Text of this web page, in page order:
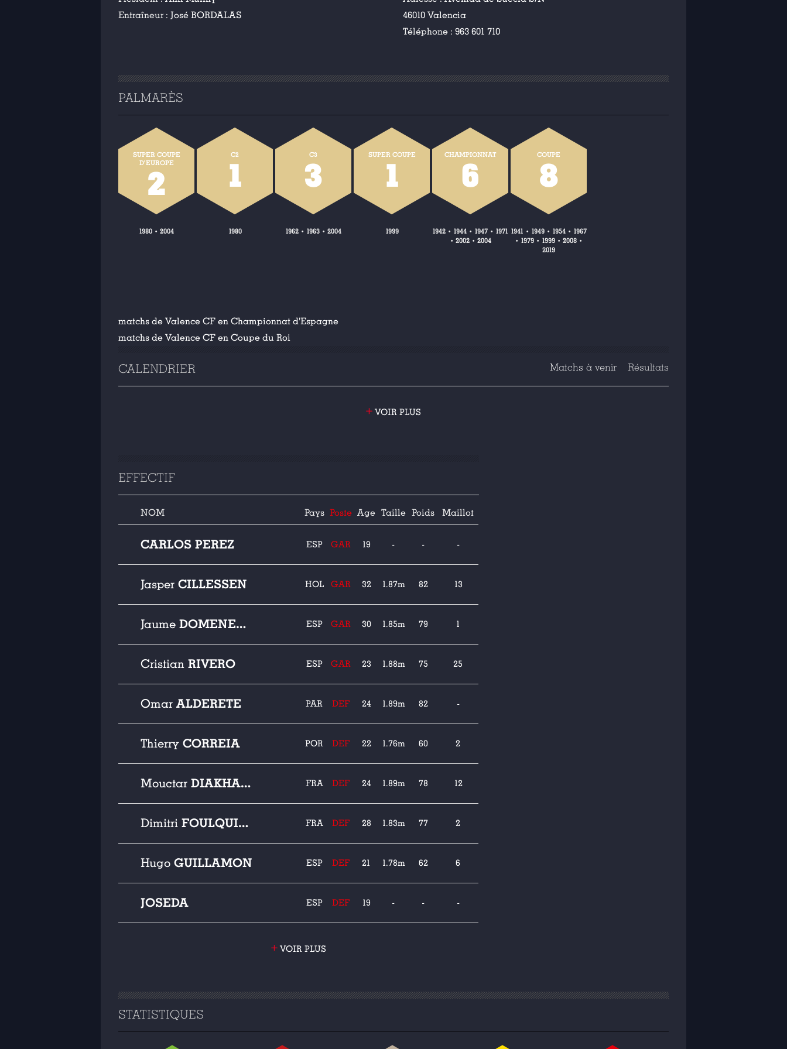
Entraîneur : José BORDALAS
46010 Valencia
Téléphone :963 601 710
PALMARÈS
SUPER COUPE
D'EUROPE
2
1980 • 2004
C2
1
1980
C3
3
1962 • 1963 • 2004
SUPER COUPE
1
1999
CHAMPIONNAT
6
1942 • 1944 • 1947 • 1971
• 2002• 2004
COUPE
8
1941 • 1949 • 1954 • 1967
• 1979 • 1999 • 2008 •
2019
matchs de Valence CF en Championnat d'Espagne
matchs de Valence CF en Coupe du Roi
CALENDRIER Matchs à venir Résultats
+ VOIR PLUS
EFFECTIF
NOM Pays Poste Age Taille Poids Maillot
CARLOS PEREZ ESP GAR 19 - - -
Jasper CILLESSEN HOL GAR 32 1.87m 82 13
Jaume DOMENECH ESP GAR 30 1.85m 79 1
Cristian RIVERO ESP GAR 23 1.88m 75 25
Omar ALDERETE PAR DEF 24 1.89m 82 -
Thierry CORREIA POR DEF 22 1.76m 60 2
Mouctar DIAKHABY FRA DEF 24 1.89m 78 12
Dimitri FOULQUIER FRA DEF 28 1.83m 77 2
Hugo GUILLAMON ESP DEF 21 1.78m 62 6
JOSEDA ESP DEF 19 - - -
+VOIR PLUS
STATISTIQUES